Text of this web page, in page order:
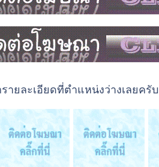
ายละเอียดที่ตำแหน่งว่างเลยครับ